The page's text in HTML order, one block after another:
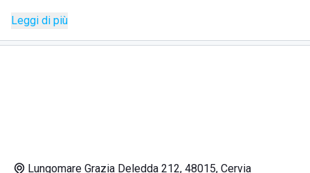
giornata al mare in totale relax e in un contesto famigliare e
accogliente. Il bar dello stabilimento accompagna gli ospiti
Leggi di più
Lungomare Grazia Deledda 212, 48015, Cervia